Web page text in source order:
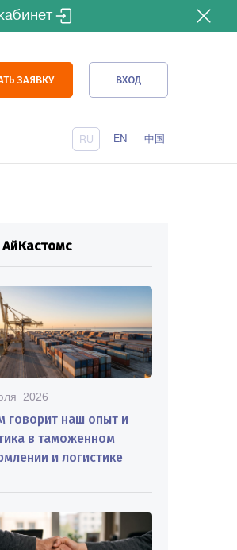
ЗАЯВКУ ВХОД
RU EN 中国
АйКастомс
2026
говорит наш опыт и
в таможенном
и логистике